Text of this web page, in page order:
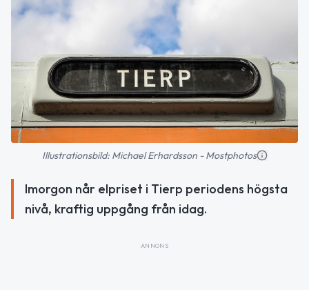
Illustrationsbild: Michael Erhardsson - Mostphotos
Imorgon når elpriset i Tierp periodens högsta
nivå, kraftig uppgång från idag.
ANNONS